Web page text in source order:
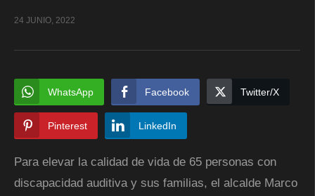
24 JUNIO, 2022
WhatsApp Facebook Twitter/X
Pinterest LinkedIn
Para elevar la calidad de vida de 65 personas con
discapacidad auditiva y sus familias, el alcalde Marco